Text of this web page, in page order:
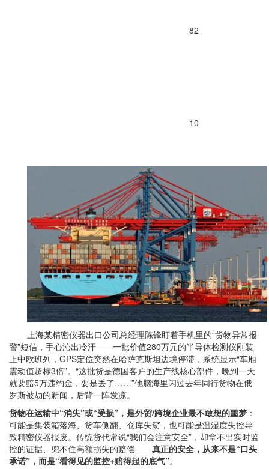
82
10
上海某精密仪器出口公司总经理陈锋盯着手机里的“货物异常报
警”短信，手心沁出冷汗——一批价值280万元的半导体检测仪刚装
上中欧班列，GPS定位突然在哈萨克斯坦边境停滞，系统显示“车厢
震动值超标3倍”。“这批货是德国客户的生产线核心部件，晚到一天
就要赔5万违约金，要是丢了……”他脑海里闪过去年同行货物在俄
罗斯被劫的新闻，后背一阵发凉。
货物在运输中“消失”或“受损”，是外贸/跨境企业最不敢想的噩梦 ：
可能是集装箱落海、货车侧翻、仓库失窃，也可能是温湿度失控导
致精密仪器报废。传统货代常说“我们会注意安全”，却拿不出实时监
控的证据、兜不住高额损失的赔偿——真正的安全，从来不是“口头
承诺”，而是“看得见的监控+赔得起的底气”。